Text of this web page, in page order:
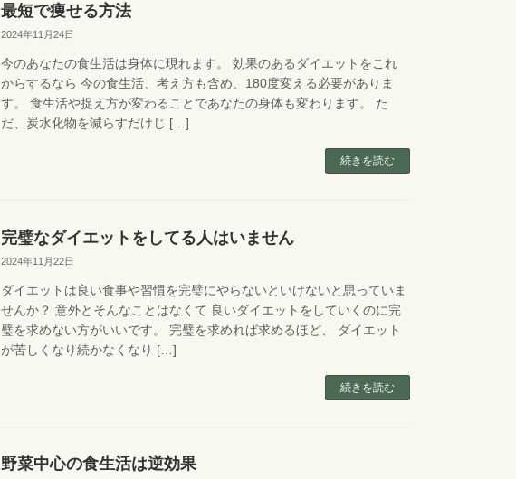
最短で痩せる方法
2024年11月24日
今のあなたの食生活は身体に現れます。 効果のあるダイエットをこれ
からするなら 今の食生活、考え方も含め、180度変える必要がありま
す。 食生活や捉え方が変わることであなたの身体も変わります。 た
だ、炭水化物を減らすだけじ […]
続きを読む
完璧なダイエットをしてる人はいません
2024年11月22日
ダイエットは良い食事や習慣を完璧にやらないといけないと思っていま
せんか？ 意外とそんなことはなくて 良いダイエットをしていくのに完
璧を求めない方がいいです。 完璧を求めれば求めるほど、 ダイエット
が苦しくなり続かなくなり […]
続きを読む
野菜中心の食生活は逆効果